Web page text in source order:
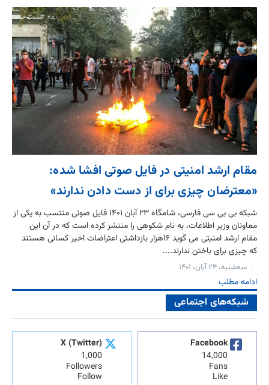
مقام ارشد امنیتی در فایل صوتی افشا شده:
«معترضان چیزی برای از دست دادن ندارند»
شبکه بی بی سی فارسی، شامگاه ۲۳ آبان ۱۴۰۱ فایل صوتی منتسب به یکی از
معاونان وزیر اطلاعات، به نام شکوهی را منتشر کرده است که در آن این
مقام ارشد امنیتی می گوید ۱۶هزار بازداشتی اعتراضات اخیر کسانی هستند
که چیزی برای باختن ندارند....
سه‌شنبه، ۲۴ آبان، ۱۴۰۱
ادامه مطلب
شبکه‌های اجتماعی
Facebook
14,000
Fans
Like
X (Twitter)
1,000
Followers
Follow